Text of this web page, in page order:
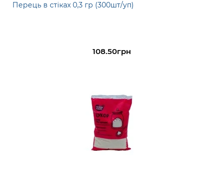
Перець в стіках 0,3 гр (300шт/уп)
108.50грн